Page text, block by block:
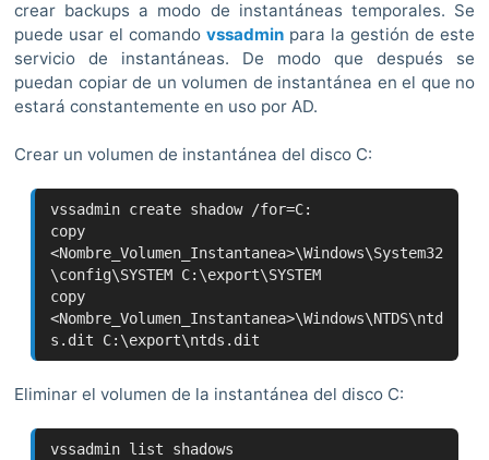
crear backups a modo de instantáneas temporales. Se
puede usar el comando vssadmin para la gestión de este
servicio de instantáneas. De modo que después se
puedan copiar de un volumen de instantánea en el que no
estará constantemente en uso por AD.
Crear un volumen de instantánea del disco C:
vssadmin create shadow /for=C:
copy
<Nombre_Volumen_Instantanea>\Windows\System32
\config\SYSTEM C:\export\SYSTEM
copy
<Nombre_Volumen_Instantanea>\Windows\NTDS\ntd
s.dit C:\export\ntds.dit
Eliminar el volumen de la instantánea del disco C:
vssadmin list shadows